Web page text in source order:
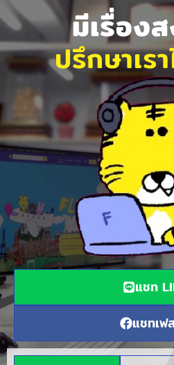
มีเรื่อง
ปรึกษาเร
แชท
แชทเฟ